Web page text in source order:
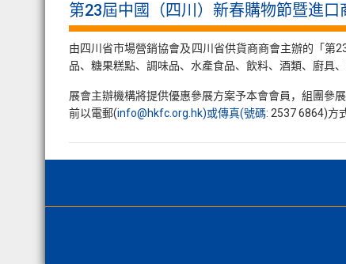
第23屆中國（四川）新春購物節暨進口
由四川省市場營銷協會及四川省供貨商商會主辦的「第
品、糖果糕點、調味品、水產食品、飲料、酒類、廚具
展會主辦機構將提供優惠參展方案予本會會員，組團參
前以電郵(info@hkfc.org.hk)或傳真(號碼: 2537 6864)方